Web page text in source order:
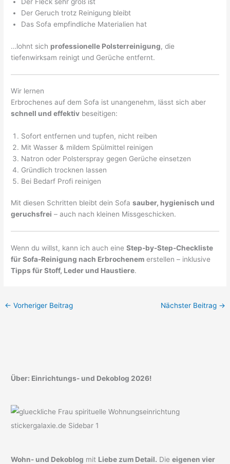
Der Geruch trotz Reinigung bleibt
Das Sofa empfindliche Materialien hat
…lohnt sich professionelle Polsterreinigung, die
tiefenwirksam reinigt und Gerüche entfernt.
Wir lernen
Erbrochenes auf dem Sofa ist unangenehm, lässt sich aber
schnell und effektiv beseitigen:
Sofort entfernen und tupfen, nicht reiben
Mit Wasser & mildem Spülmittel reinigen
Natron oder Polsterspray gegen Gerüche einsetzen
Gründlich trocknen lassen
Bei Bedarf Profi reinigen
Mit diesen Schritten bleibt dein Sofasauber, hygienisch und
geruchsfrei – auch nach kleinen Missgeschicken.
Wenn du willst, kann ich auch eineStep-by-Step-Checkliste
für Sofa-Reinigung nach Erbrochenem erstellen – inklusive
Tipps für Stoff, Leder und Haustiere.
← Vorheriger Beitrag Nächster Beitrag →
Über: Einrichtungs- und Dekoblog 2026!
Wohn- und Dekoblog mit Liebe zum Detail. Dieeigenen vier